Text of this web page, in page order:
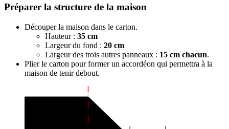
Préparer la structure de la maison
Découper la maison dans le carton.
Hauteur : 35 cm
Largeur du fond : 20 cm
Largeur des trois autres panneaux : 15 cm chacun.
Plier le carton pour former un accordéon qui permettra à la
maison de tenir debout.